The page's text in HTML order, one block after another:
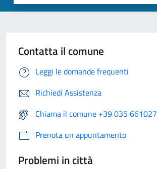
Contatta il comune
Leggi le domande frequenti
Richiedi Assistenza
Chiama il comune +39 035 661027
Prenota un appuntamento
Problemi in città